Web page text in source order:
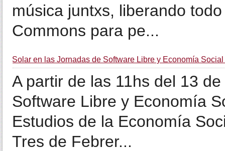
música juntxs, liberando
Commons para pe...
Solar en las Jornadas de Software Libre y Economía
A partir de las 11hs del 13
Software Libre y Economía
Estudios de la Economía
Tres de Febrer...